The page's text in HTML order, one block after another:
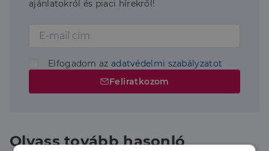
ajánlatokról és piaci hírekről!
Elfogadom az adatvédelmi szabályzatot
Feliratkozom
Olvass tovább hasonló